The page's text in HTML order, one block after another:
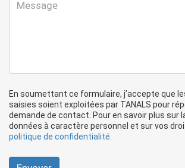
En soumettant ce formulaire, j’accepte que
saisies soient exploitées par TANALS pour
demande de contact. Pour en savoir plus sur
données à caractère personnel et sur vos
politique de confidentialité.